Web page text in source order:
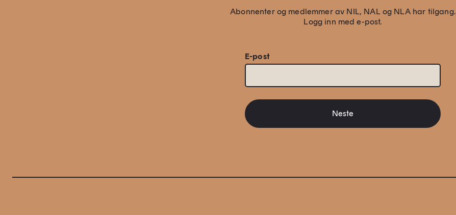
Abonnenter og medlemmer av NIL, NAL og NLA har tilgang.
Logg inn med e-post.
E-post
Neste